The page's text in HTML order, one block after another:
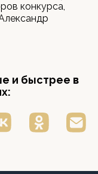
конкурса,
и быстрее в